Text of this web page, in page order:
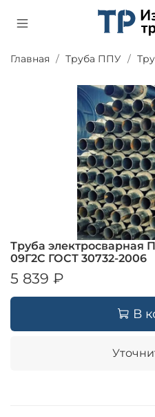
Главная Труба ППУ
Труба электросварная
09Г2С ГОСТ 30732-2006
5 839 ₽
В